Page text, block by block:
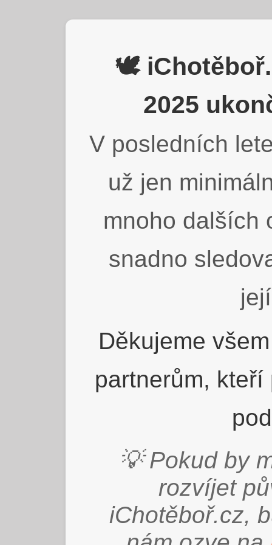
🕊️
2025
V posledních
už jen
mnoho dalších
snadno
Děkujeme
partnerům,
💡 Pokud by
rozvíjet
iChotěboř.cz,